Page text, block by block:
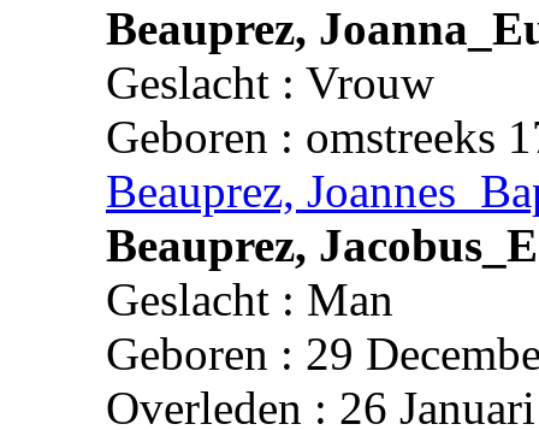
Beauprez,
Geslacht : Vrouw
Geboren : omstreeks
Beauprez,
Beauprez,
Geslacht : Man
Geboren : 29
Overleden : 26